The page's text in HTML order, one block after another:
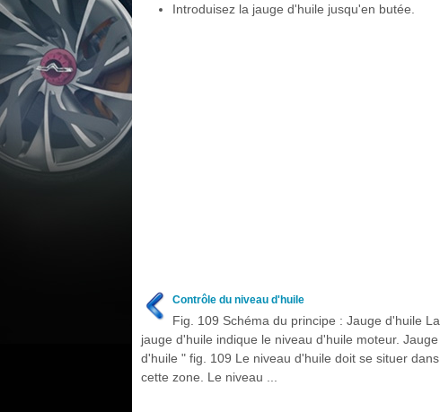
Introduisez la jauge d'huile jusqu'en butée.
Contrôle du niveau d'huile
Fig. 109 Schéma du principe : Jauge d'huile La
jauge d'huile indique le niveau d'huile moteur. Jauge
d'huile " fig. 109 Le niveau d'huile doit se situer dans
cette zone. Le niveau ...